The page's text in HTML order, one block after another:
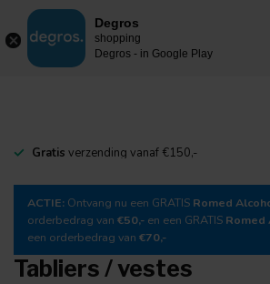
MENU
Gratis verzending vanaf €150,-
ACTIE: Ontvang nu een GRATIS Romed
orderbedrag van €50,- en een GRATIS Romed
een orderbedrag van €70,-
Tabliers / vestes
Degros
shopping
Degros - in Google Play